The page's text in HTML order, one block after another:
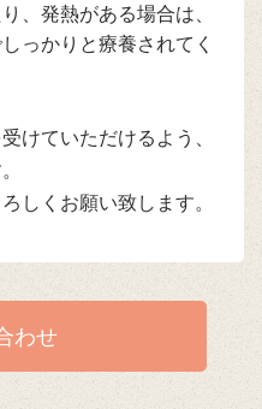
、発熱がある場合は、
っかりと療養されてく
けていただけるよう、
しくお願い致します。
わせ